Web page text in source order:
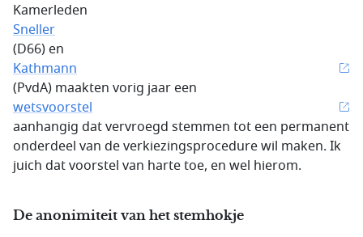
Kamerleden
Sneller
(D66) en
Kathmann
(PvdA) maakten vorig jaar een
wetsvoorstel
aanhangig dat vervroegd stemmen tot een permanent
onderdeel van de verkiezingsprocedure wil maken. Ik
juich dat voorstel van harte toe, en wel hierom.
De anonimiteit van het stemhokje